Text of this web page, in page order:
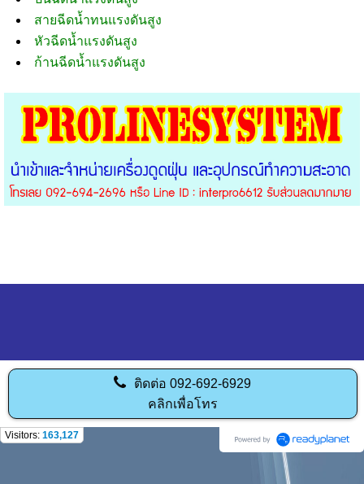
สายฉีดน้ำทนแรงดันสูง
หัวฉีดน้ำแรงดันสูง
ก้านฉีดน้ำแรงดันสูง
ติดต่อ092-692-6929
คลิกเพื่อโทร
Visitors: 163,127